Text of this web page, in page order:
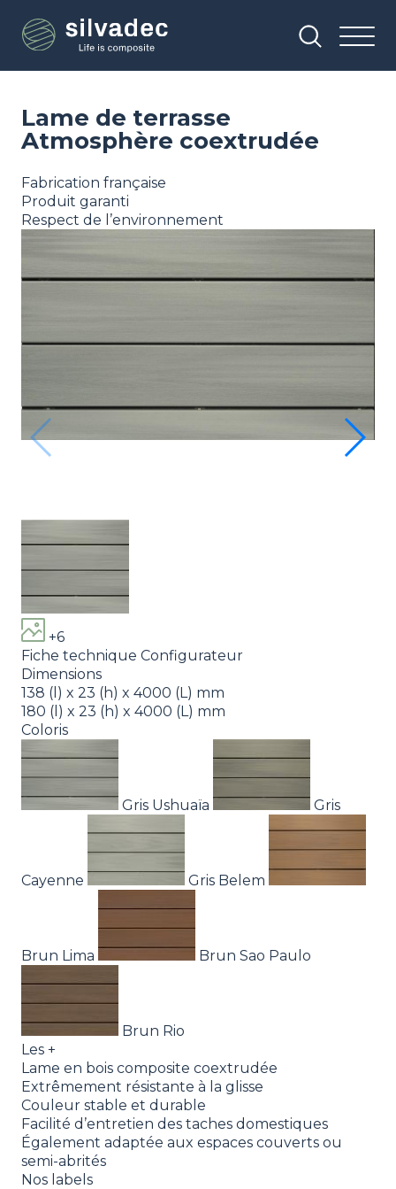
contenu
Lame de terrasse
Atmosphère coextrudée
Fabrication française
Produit garanti
Respect de l’environnement
+6
Fiche technique Configurateur
Dimensions
138 (l) x 23 (h) x 4000 (L) mm
180 (l) x 23 (h) x 4000 (L) mm
Coloris
Gris Ushuaïa Gris
Cayenne Gris Belem
Brun Lima Brun Sao Paulo
Brun Rio
Les +
Lame en bois composite coextrudée
Extrêmement résistante à la glisse
Couleur stable et durable
Facilité d’entretien des taches domestiques
Également adaptée aux espaces couverts ou
semi-abrités
Nos labels